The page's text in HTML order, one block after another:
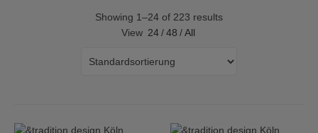
Showing 1–24 of 223 results
View 24 / 48 / All